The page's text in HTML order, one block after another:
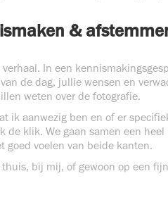
&
In een
de dag, jullie wensen en
weten over de fotografie.
ik aanwezig ben en of er
klik. We gaan samen een
goed voelen van beide kanten.
bij mij, of gewoon op een